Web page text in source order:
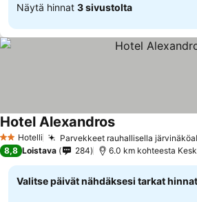
Näytä hinnat 3 sivustolta
2 Tähtiluokitus
Hotelli Parvekkeet rauhallisella
Hotel Alexandros
8,8 Loistava 284 6.0 km kohteesta
Valitse päivät nähdäksesi tarkat hinnat